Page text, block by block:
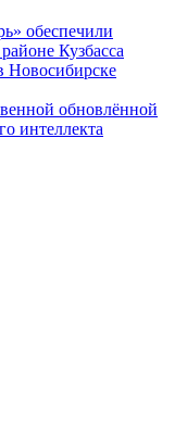
обеспечили
Кузбасса
Новосибирске
обновлённой
интеллекта